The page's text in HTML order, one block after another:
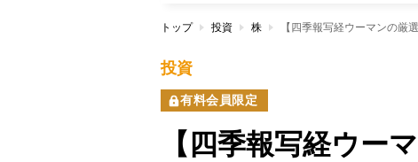
トップ 投資 株
投資
有料会員限定
【四季報写経ウー